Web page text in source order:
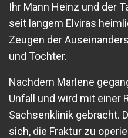
Ihr Mann Heinz und der
seit langem Elviras
Zeugen der
und Tochter.
Nachdem Marlene
Unfall und wird mit einer
Sachsenklinik gebracht.
sich, die Fraktur zu